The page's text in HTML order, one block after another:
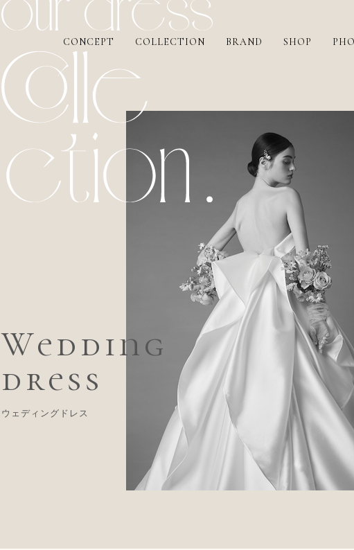
CONCEPT COLLECTION BRAND SHOP
Wedding
dress
ウェディングドレス